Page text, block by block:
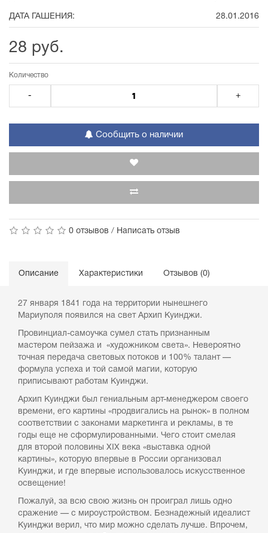
ДАТА ГАШЕНИЯ: 28.01.2016
28 руб.
Количество
- +
Сообщить о наличии
0 отзывов / Написать отзыв
Описание Характеристики Отзывов (0)
27 января 1841 года на территории нынешнего
Мариуполя появился на свет Архип Куинджи.
Провинциал-самоучка сумел стать признанным
мастером пейзажа и «художником света». Невероятно
точная передача световых потоков и 100% талант —
формула успеха и той самой магии, которую
приписывают работам Куинджи.
Архип Куинджи был гениальным арт-менеджером своего
времени, его картины «продвигались на рынок» в полном
соответствии с законами маркетинга и рекламы, в те
годы еще не сформулированными. Чего стоит смелая
для второй половины XIX века «выставка одной
картины», которую впервые в России организовал
Куинджи, и где впервые использовалось искусственное
освещение!
Пожалуй, за всю свою жизнь он проиграл лишь одно
сражение — с мироустройством. Безнадежный идеалист
Куинджи верил, что мир можно сделать лучше. Впрочем,